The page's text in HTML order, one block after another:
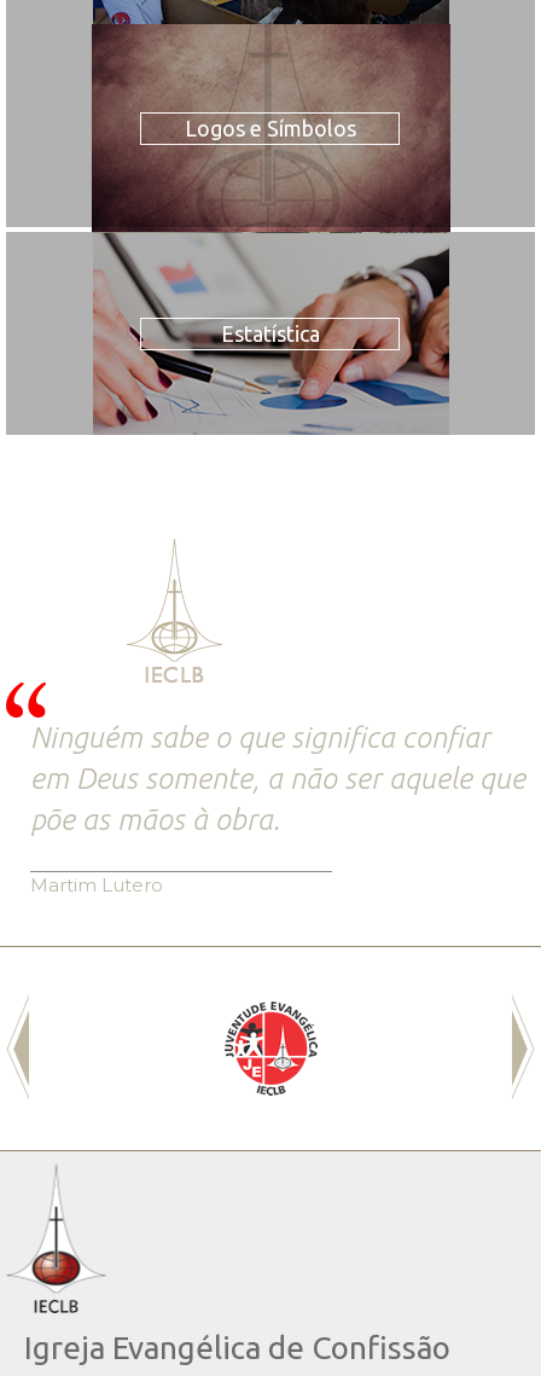
Logos e Símbolos
Estatística
Ninguém sabe o que significa confiar
em Deus somente, a não ser aquele que
põe as mãos à obra.
Martim Lutero
Igreja Evangélica de Confissão